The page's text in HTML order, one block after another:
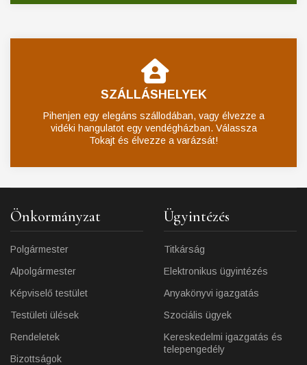
SZÁLLÁSHELYEK
Pihenjen egy elegáns szállodában, vagy élvezze a
vidéki hangulatot egy vendégházban. Válassza
Tokajt és élvezze a varázsát!
Önkormányzat
Polgármester
Alpolgármester
Képviselő testület
Testületi ülések
Rendeletek
Bizottságok
Ügyintézés
Titkárság
Elektronikus ügyintézés
Anyakönyvi igazgatás
Szociális ügyek
Kereskedelmi igazgatás és
telepengedély